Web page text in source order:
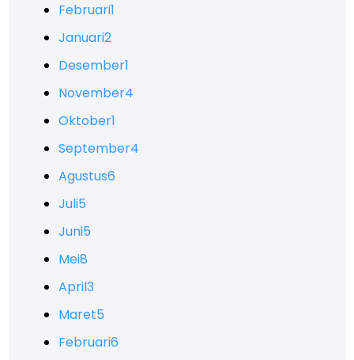
Februari1
Januari2
Desember1
November4
Oktober1
September4
Agustus6
Juli5
Juni5
Mei8
April3
Maret5
Februari6